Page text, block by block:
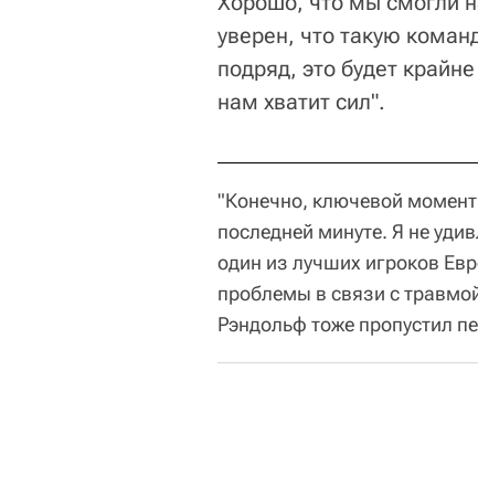
уверен, что такую
подряд, это будет
нам хватит сил".
"Конечно, ключевой
последней минуте. Я не
один из лучших игроков
проблемы в связи с
Рэндольф тоже пропустил